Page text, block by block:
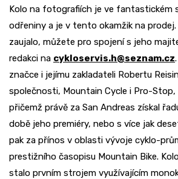
Kolo na fotografiích je ve fantastickém
odřeniny a je v tento okamžik na prodej.
zaujalo, můžete pro spojení s jeho
redakci na cykloservis.h@seznam.cz
značce i jejímu zakladateli Robertu
společnosti, Mountain Cycle i Pro-Stop,
přičemž právě za San Andreas získal
době jeho premiéry, nebo s více jak
pak za přínos v oblasti vývoje cyklo-
prestižního časopisu Mountain Bike.
stalo prvním strojem využívajícím